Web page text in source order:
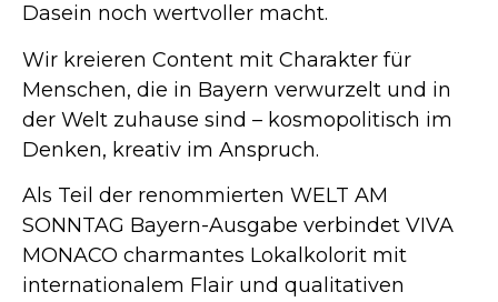
Dasein noch wertvoller macht.
Wir kreieren Content mit Charakter für
Menschen, die in Bayern verwurzelt und in
der Welt zuhause sind – kosmopolitisch im
Denken, kreativ im Anspruch.
Als Teil der renommierten WELT AM
SONNTAG Bayern-Ausgabe verbindet VIVA
MONACO charmantes Lokalkolorit mit
internationalem Flair und qualitativen